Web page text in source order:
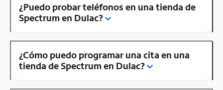
¿Puedo probar teléfonos en una tienda de
Spectrum en Dulac?
¿Cómo puedo programar una cita en una
tienda de Spectrum en Dulac?